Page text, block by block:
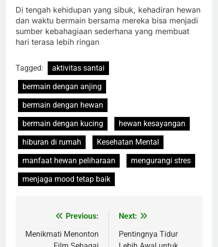
Di tengah kehidupan yang sibuk, kehadiran hewan
dan waktu bermain bersama mereka bisa menjadi
sumber kebahagiaan sederhana yang membuat
hari terasa lebih ringan
Tagged:
aktivitas santai
bermain dengan anjing
bermain dengan hewan
bermain dengan kucing
hewan kesayangan
hiburan di rumah
Kesehatan Mental
manfaat hewan peliharaan
mengurangi stres
menjaga mood tetap baik
Navigasi
pos
Previous:
Menikmati Menonton
Next:
Pentingnya Tidur